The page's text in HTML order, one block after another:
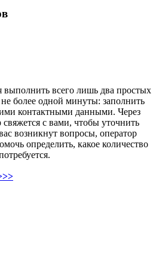
выполнить всего лишь два простых
более одной минуты: заполнить
контактными данными. Через
свяжется с вами, чтобы уточнить
возникнут вопросы, оператор
определить, какое количество